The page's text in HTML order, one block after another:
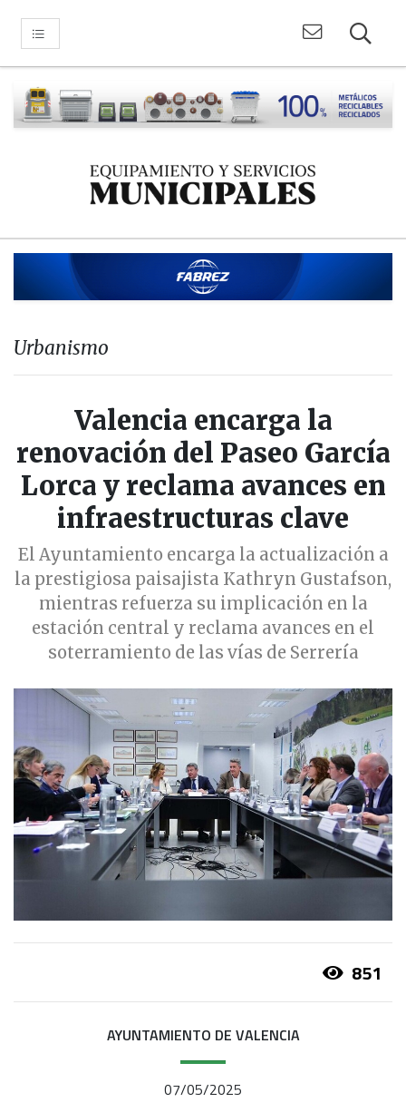
Urbanismo
Valencia encarga la
renovación del Paseo García
Lorca y reclama avances en
infraestructuras clave
El Ayuntamiento encarga la actualización a
la prestigiosa paisajista Kathryn Gustafson,
mientras refuerza su implicación en la
estación central y reclama avances en el
soterramiento de las vías de Serrería
851
AYUNTAMIENTO DE VALENCIA
07/05/2025